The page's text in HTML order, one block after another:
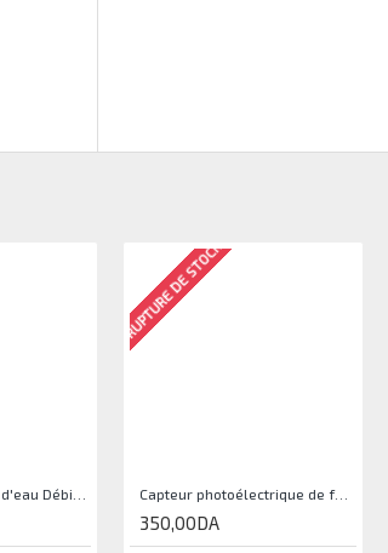
RUPTURE DE STOCK
Capteur photoélectrique de faisceau Module de capteur IR
350,00DA